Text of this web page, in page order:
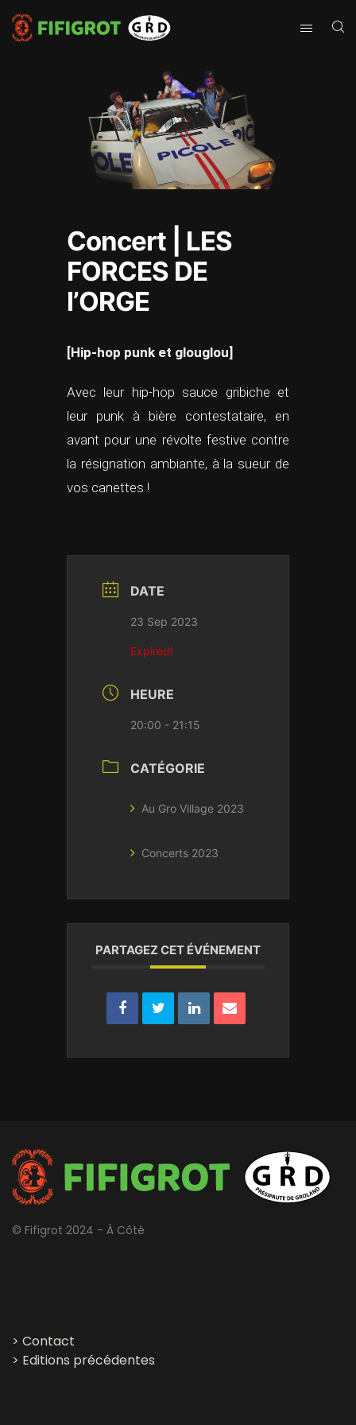
Concert | LES
FORCES DE
l’ORGE
[Hip-hop punk et glouglou]
Avec leur hip-hop sauce gribiche et
leur punk à bière contestataire, en
avant pour une révolte festive contre
la résignation ambiante, à la sueur de
vos canettes !
DATE
23 Sep 2023
Expired!
HEURE
20:00 - 21:15
CATÉGORIE
Au Gro Village 2023
Concerts 2023
PARTAGEZ CET ÉVÉNEMENT
© Fifigrot 2024 - À Côté
> Contact
> Editions précédentes